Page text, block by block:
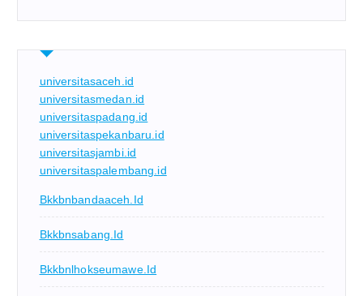
universitasaceh.id
universitasmedan.id
universitaspadang.id
universitaspekanbaru.id
universitasjambi.id
universitaspalembang.id
Bkkbnbandaaceh.id
Bkkbnsabang.id
Bkkbnlhokseumawe.id